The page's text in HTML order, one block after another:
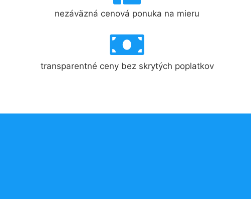
nezáväzná cenová ponuka na mieru
transparentné ceny bez skrytých poplatkov